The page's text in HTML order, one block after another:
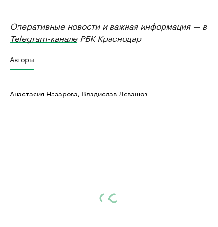
Оперативные новости и важная информация — в
Telegram-каналеРБК Краснодар
Авторы
Анастасия Назарова, Владислав Левашов